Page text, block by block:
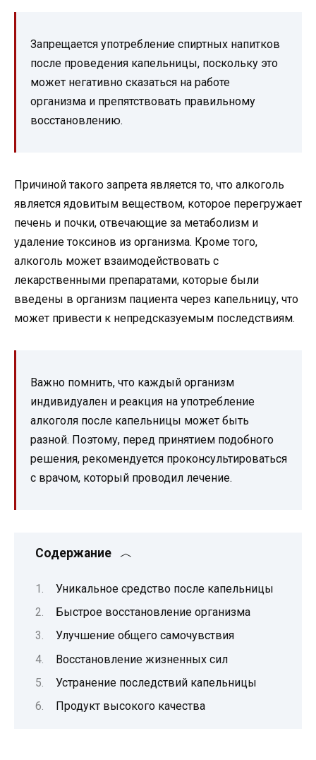
Запрещается употребление спиртных напитков
после проведения капельницы, поскольку это
может негативно сказаться на работе
организма и препятствовать правильному
восстановлению.
Причиной такого запрета является то, что алкоголь
является ядовитым веществом, которое перегружает
печень и почки, отвечающие за метаболизм и
удаление токсинов из организма. Кроме того,
алкоголь может взаимодействовать с
лекарственными препаратами, которые были
введены в организм пациента через капельницу, что
может привести к непредсказуемым последствиям.
Важно помнить, что каждый организм
индивидуален и реакция на употребление
алкоголя после капельницы может быть
разной. Поэтому, перед принятием подобного
решения, рекомендуется проконсультироваться
с врачом, который проводил лечение.
Содержание
Уникальное средство после капельницы
Быстрое восстановление организма
Улучшение общего самочувствия
Восстановление жизненных сил
Устранение последствий капельницы
Продукт высокого качества